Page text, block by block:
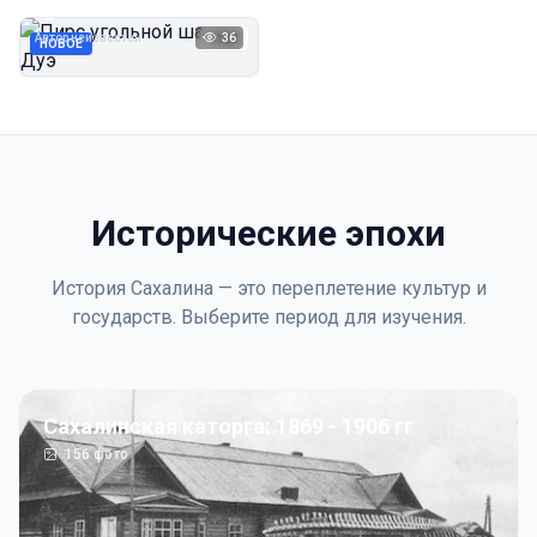
НОВОЕ 1923
Автор неизвестен 36
Исторические эпохи
История Сахалина — это переплетение культур и
государств. Выберите период для изучения.
Сахалинская каторга: 1869 - 1906 гг
156фото